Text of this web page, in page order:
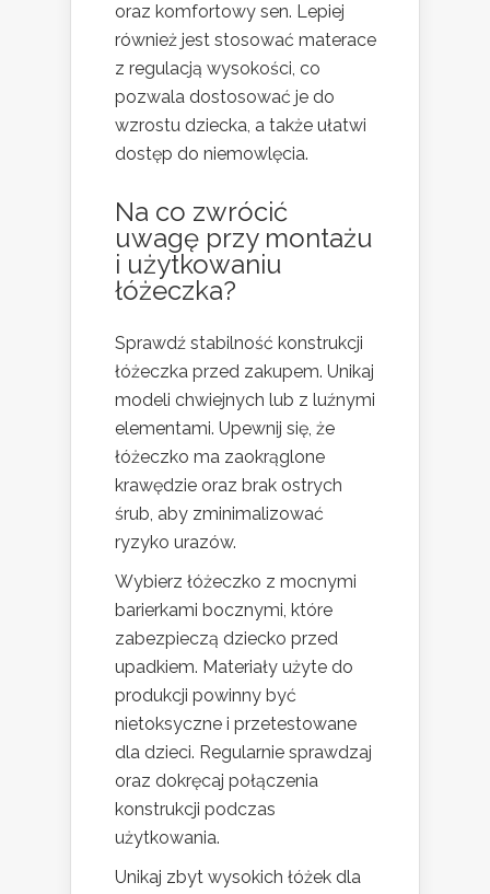
oraz komfortowy sen. Lepiej
również jest stosować materace
z regulacją wysokości, co
pozwala dostosować je do
wzrostu dziecka, a także ułatwi
dostęp do niemowlęcia.
Na co zwrócić
uwagę przy montażu
i użytkowaniu
łóżeczka?
Sprawdź stabilność konstrukcji
łóżeczka przed zakupem. Unikaj
modeli chwiejnych lub z luźnymi
elementami. Upewnij się, że
łóżeczko ma zaokrąglone
krawędzie oraz brak ostrych
śrub, aby zminimalizować
ryzyko urazów.
Wybierz łóżeczko z mocnymi
barierkami bocznymi, które
zabezpieczą dziecko przed
upadkiem. Materiały użyte do
produkcji powinny być
nietoksyczne i przetestowane
dla dzieci. Regularnie sprawdzaj
oraz dokręcaj połączenia
konstrukcji podczas
użytkowania.
Unikaj zbyt wysokich łóżek dla